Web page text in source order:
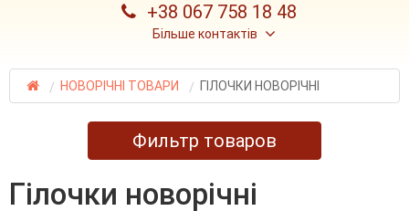
+38 067 758 18 48
Більше контактів
НОВОРІЧНІ ТОВАРИ ГІЛОЧКИ НОВОРІЧНІ
Фильтр товаров
гілочки новорічні